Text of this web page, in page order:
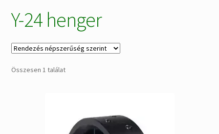
Alkatrészek
Y-24 henger
Összesen 1 találat